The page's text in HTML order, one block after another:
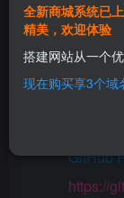
还没下
发两个
GitHub
https://
全新商城系统已
精美，欢迎体验
搭建网站从一个
现在购买享3个域